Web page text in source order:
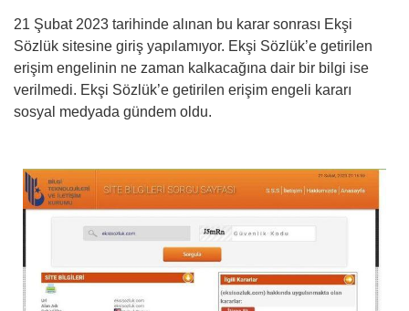
21 Şubat 2023 tarihinde alınan bu karar sonrası Ekşi
Sözlük sitesine giriş yapılamıyor. Ekşi Sözlük’e getirilen
erişim engelinin ne zaman kalkacağına dair bir bilgi ise
verilmedi. Ekşi Sözlük’e getirilen erişim engeli kararı
sosyal medyada gündem oldu.